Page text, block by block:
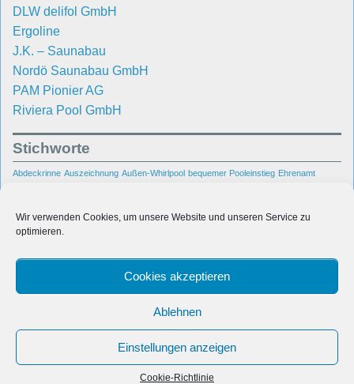
Wir verwenden Cookies, um unsere Website und unseren Service zu
optimieren.
Cookies akzeptieren
Ablehnen
Einstellungen anzeigen
Cookie-Richtlinie
DLW delifol GmbH
Ergoline
J.K. – Saunabau
Nordö Saunabau GmbH
PAM Pionier AG
Riviera Pool GmbH
Stichworte
Abdeckrinne Auszeichnung Außen-Whirlpool bequemer Pooleinstieg Ehrenamt
Pool Poolbau Poolsanierung Portable Spa Raumentfeuchtung Reparatur
Main-Gebiet
Unterwasserbeleuchtung Villa Wasseraufbereitung
Wiesbaden
© 2026Dauber Schwimmanlagen GmbH
Polaris Theme